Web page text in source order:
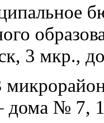
3 мкр.,
дома № 7,